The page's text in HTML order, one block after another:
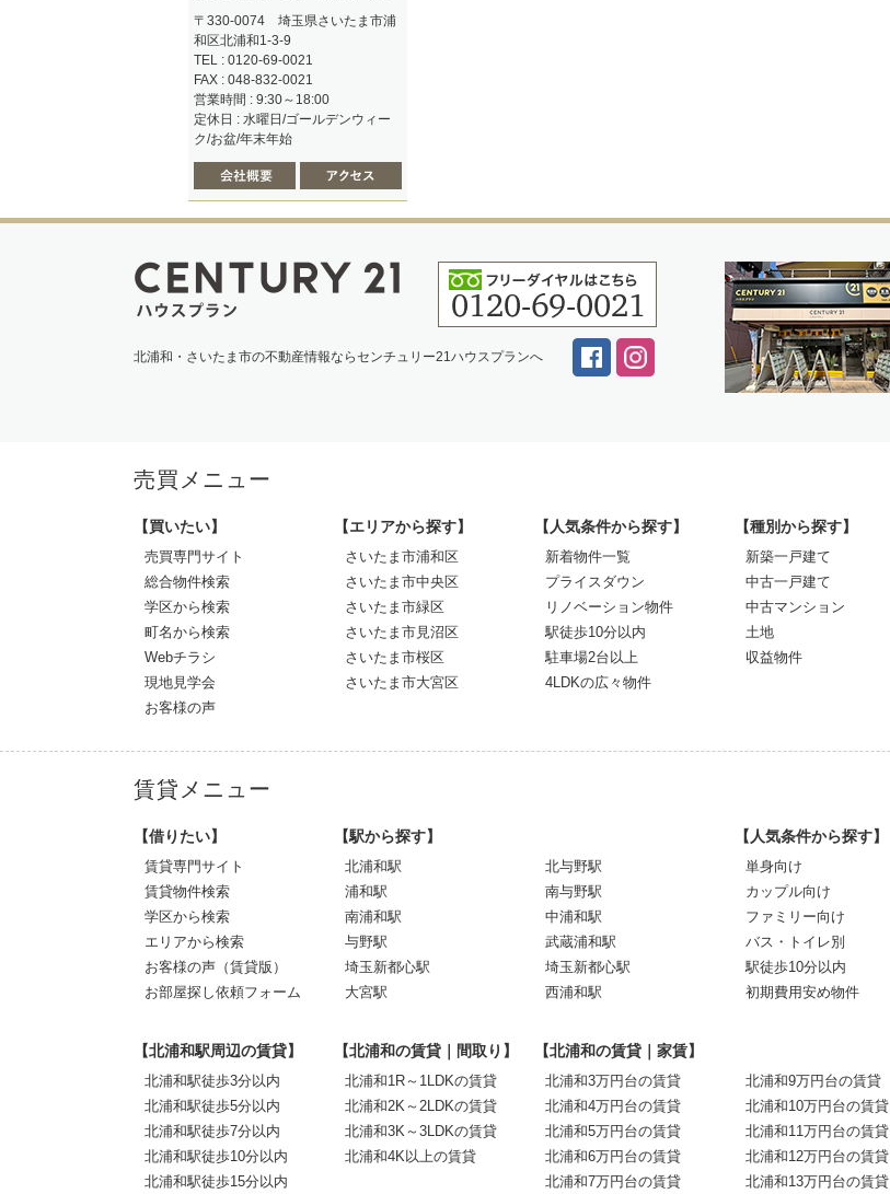
〒330-0074 埼玉県さいたま市浦
和区北浦和1-3-9
TEL : 0120-69-0021
FAX : 048-832-0021
営業時間 : 9:30～18:00
定休日 : 水曜日/ゴールデンウィー
ク/お盆/年末年始
北浦和・さいたま市の不動産情報ならセンチュリー21ハウスプランへ
売買メニュー
【買いたい】
売買専門サイト
総合物件検索
学区から検索
町名から検索
Webチラシ
現地見学会
お客様の声
【エリアから探す】
さいたま市浦和区
さいたま市中央区
さいたま市緑区
さいたま市見沼区
さいたま市桜区
さいたま市大宮区
【人気条件から探す】
新着物件一覧
プライスダウン
リノベーション物件
駅徒歩10分以内
駐車場2台以上
4LDKの広々物件
【種別から探す】
新築一戸建て
中古一戸建て
中古マンション
土地
収益物件
賃貸メニュー
【借りたい】
賃貸専門サイト
賃貸物件検索
学区から検索
エリアから検索
お客様の声（賃貸版）
お部屋探し依頼フォーム
【駅から探す】
北浦和駅
浦和駅
南浦和駅
与野駅
埼玉新都心駅
大宮駅
北与野駅
南与野駅
中浦和駅
武蔵浦和駅
埼玉新都心駅
西浦和駅
【人気条件から探す】
単身向け
カップル向け
ファミリー向け
バス・トイレ別
駅徒歩10分以内
初期費用安め物件
【北浦和駅周辺の賃貸】
北浦和駅徒歩3分以内
北浦和駅徒歩5分以内
北浦和駅徒歩7分以内
北浦和駅徒歩10分以内
北浦和駅徒歩15分以内
【北浦和の賃貸｜間取り】
北浦和1R～1LDKの賃貸
北浦和2K～2LDKの賃貸
北浦和3K～3LDKの賃貸
北浦和4K以上の賃貸
【北浦和の賃貸｜家賃】
北浦和3万円台の賃貸
北浦和4万円台の賃貸
北浦和5万円台の賃貸
北浦和6万円台の賃貸
北浦和7万円台の賃貸
北浦和9万円台の賃貸
北浦和10万円台の賃貸
北浦和11万円台の賃貸
北浦和12万円台の賃貸
北浦和13万円台の賃貸